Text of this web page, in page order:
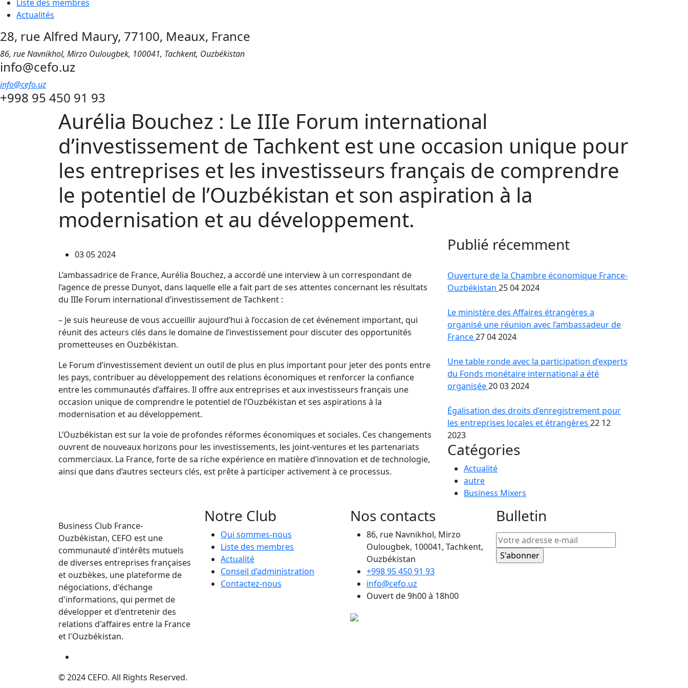
Liste des membres
Actualités
28, rue Alfred Maury, 77100, Meaux, France
86, rue Navnikhol, Mirzo Oulougbek, 100041, Tachkent, Ouzbékistan
info@cefo.uz
info@cefo.uz
+998 95 450 91 93
Aurélia Bouchez : Le IIIe Forum international
d’investissement de Tachkent est une occasion unique pour
les entreprises et les investisseurs français de comprendre
le potentiel de l’Ouzbékistan et son aspiration à la
modernisation et au développement.
Publié récemment
Ouverture de la Chambre économique France-
Ouzbékistan 25 04 2024
Le ministère des Affaires étrangères a
organisé une réunion avec l’ambassadeur de
France27 04 2024
Une table ronde avec la participation d’experts
du Fonds monétaire international a été
organisée20 03 2024
Égalisation des droits d’enregistrement pour
les entreprises locales et étrangères 22 12
2023
Catégories
Actualité
autre
Business Mixers
03 05 2024
L’ambassadrice de France, Aurélia Bouchez, a accordé une interview à un correspondant de
l’agence de presse Dunyot, dans laquelle elle a fait part de ses attentes concernant les résultats
du IIIe Forum international d’investissement de Tachkent :
– Je suis heureuse de vous accueillir aujourd’hui à l’occasion de cet événement important, qui
réunit des acteurs clés dans le domaine de l’investissement pour discuter des opportunités
prometteuses en Ouzbékistan.
Le Forum d’investissement devient un outil de plus en plus important pour jeter des ponts entre
les pays, contribuer au développement des relations économiques et renforcer la confiance
entre les communautés d’affaires. Il offre aux entreprises et aux investisseurs français une
occasion unique de comprendre le potentiel de l’Ouzbékistan et ses aspirations à la
modernisation et au développement.
L’Ouzbékistan est sur la voie de profondes réformes économiques et sociales. Ces changements
ouvrent de nouveaux horizons pour les investissements, les joint-ventures et les partenariats
commerciaux. La France, forte de sa riche expérience en matière d’innovation et de technologie,
ainsi que dans d’autres secteurs clés, est prête à participer activement à ce processus.
Business Club France-
Ouzbékistan, CEFO est une
communauté d'intérêts mutuels
de diverses entreprises françaises
et ouzbèkes, une plateforme de
négociations, d'échange
d'informations, qui permet de
développer et d'entretenir des
relations d'affaires entre la France
et l'Ouzbékistan.
Notre Club
Qui sommes-nous
Liste des membres
Actualité
Conseil d’administration
Contactez-nous
Nos contacts
86, rue Navnikhol, Mirzo
Oulougbek, 100041, Tachkent,
Ouzbékistan
+998 95 450 91 93
info@cefo.uz
Ouvert de 9h00 à 18h00
Bulletin
© 2024 CEFO. All Rights Reserved.